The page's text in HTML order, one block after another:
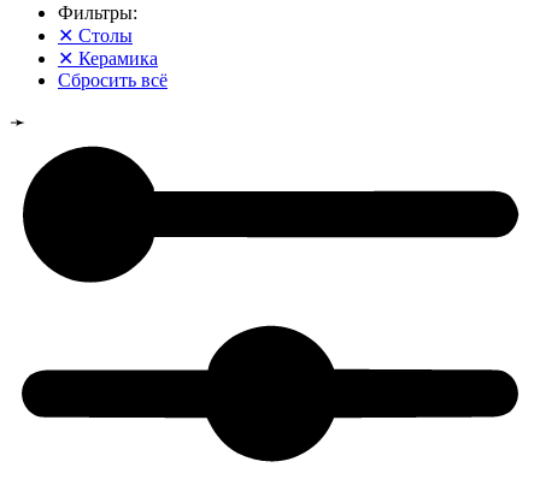
Фильтры:
✕ Столы
✕ Керамика
Сбросить всё
➛